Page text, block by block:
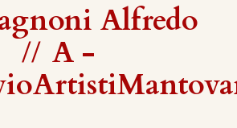
Alfredo
// A -